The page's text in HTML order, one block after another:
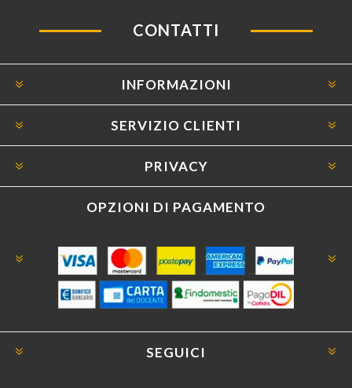
CONTATTI
INFORMAZIONI
SERVIZIO CLIENTI
PRIVACY
OPZIONI DI PAGAMENTO
SEGUICI